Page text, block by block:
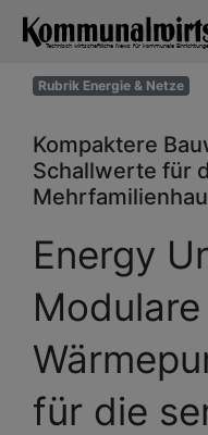
Rubrik Energie & Netze
Kompaktere
Schallwerte für
Energy
Modulare
für die